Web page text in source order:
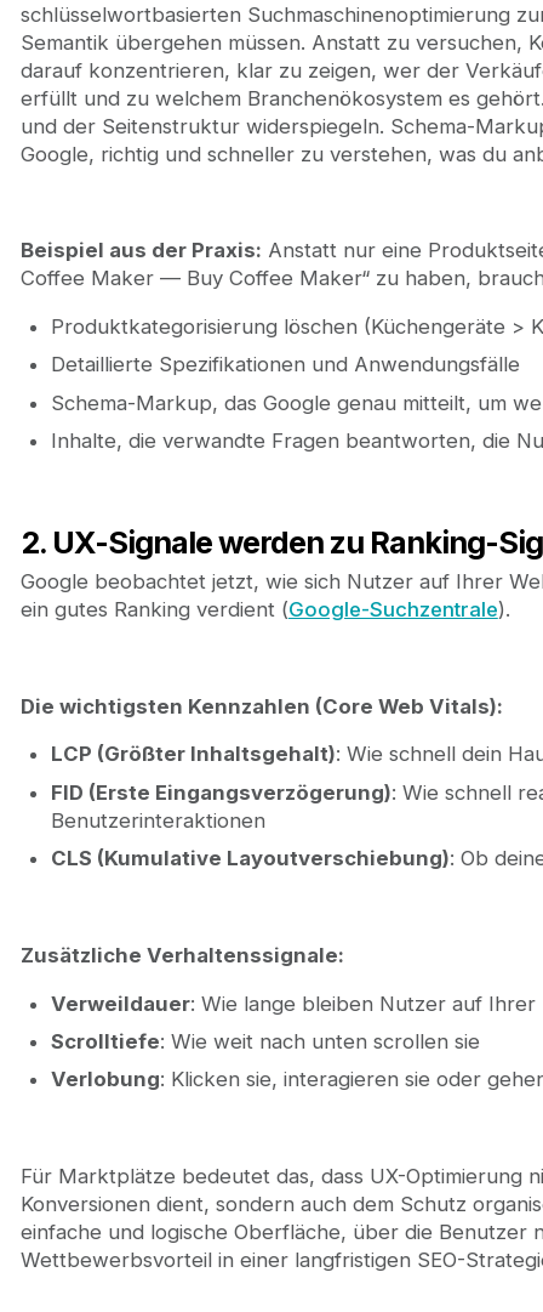
schlüsselwortbasierten Suchmaschinenoptimierung
Semantik übergehen müssen. Anstatt zu versuchen,
darauf konzentrieren, klar zu zeigen, wer der
erfüllt und zu welchem Branchenökosystem es
und der Seitenstruktur widerspiegeln. Schema-
Google, richtig und schneller zu verstehen, was du
Beispiel aus der Praxis: Anstatt nur eine
Coffee Maker — Buy Coffee Maker“ zu haben,
Produktkategorisierung löschen (Küchengeräte >
Detaillierte Spezifikationen und Anwendungsfälle
Schema-Markup, das Google genau mitteilt, um
Inhalte, die verwandte Fragen beantworten, die
2. UX-Signale werden zu Ranking-
Google beobachtet jetzt, wie sich Nutzer auf Ihrer
ein gutes Ranking verdient (Google-Suchzentrale).
Die wichtigsten Kennzahlen (Core Web Vitals):
LCP (Größter Inhaltsgehalt): Wie schnell dein
FID (Erste Eingangsverzögerung): Wie schnell
Benutzerinteraktionen
CLS (Kumulative Layoutverschiebung): Ob
Zusätzliche Verhaltenssignale:
Verweildauer: Wie lange bleiben Nutzer auf Ihrer
Scrolltiefe: Wie weit nach unten scrollen sie
Verlobung: Klicken sie, interagieren sie oder
Für Marktplätze bedeutet das, dass UX-Optimierung
Konversionen dient, sondern auch dem Schutz
einfache und logische Oberfläche, über die Benutzer
Wettbewerbsvorteil in einer langfristigen SEO-